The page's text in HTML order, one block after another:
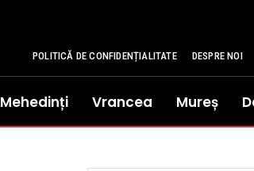
POLITICĂ DE CONFIDENȚIALITATE DESPRE NOI
Mehedinți Vrancea Mureș